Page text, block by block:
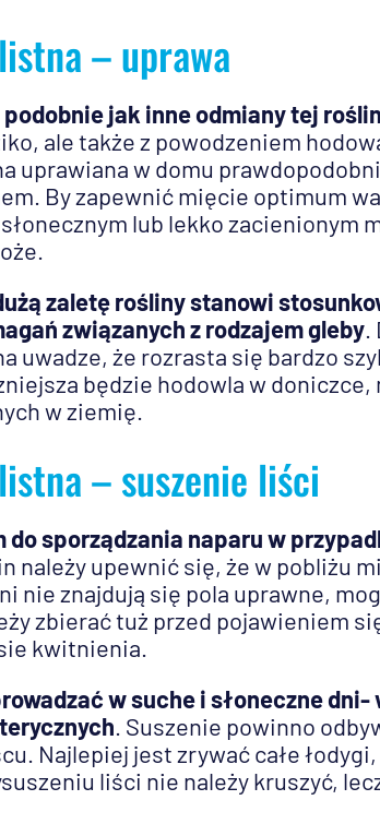
– uprawa
jak inne odmiany tej
ale także z powodzeniem
uprawiana w domu
By zapewnić mięcie optimum
lub lekko zacienionym
zaletę rośliny stanowi
związanych z rodzajem gleby
uwadze, że rozrasta się bardzo
będzie hodowla w doniczce,
w ziemię.
– suszenie liści
do sporządzania naparu w
należy upewnić się, że w pobliżu
nie znajdują się pola uprawne,
zbierać tuż przed pojawieniem
kwitnienia.
w suche i słoneczne
. Suszenie powinno
Najlepiej jest zrywać całe
liści nie należy kruszyć,